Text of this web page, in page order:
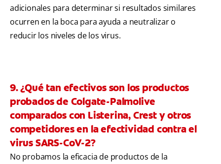
adicionales para determinar si resultados similares
ocurren en la boca para ayuda a neutralizar o
reducir los niveles de los virus.
9. ¿Qué tan efectivos son los productos
probados de Colgate-Palmolive
comparados con Listerina, Crest y otros
competidores en la efectividad contra el
virus SARS-CoV-2?
No probamos la eficacia de productos de la